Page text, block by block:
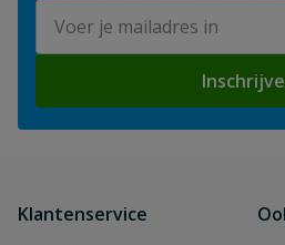
Klantenservice